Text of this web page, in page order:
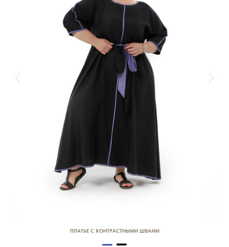
ПЛАТЬЕ С КОНТРАСТНЫМИ ШВАМИ